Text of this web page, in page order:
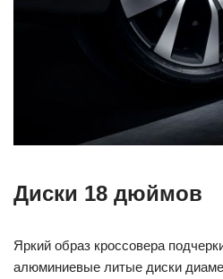
Диски 18 дюймов
Яркий образ кроссовера
алюминиевые литые диски